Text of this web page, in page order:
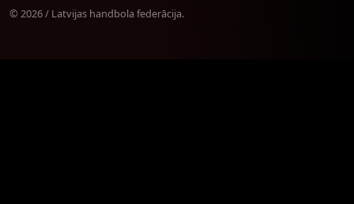
© 2026 / Latvijas handbola federācija.